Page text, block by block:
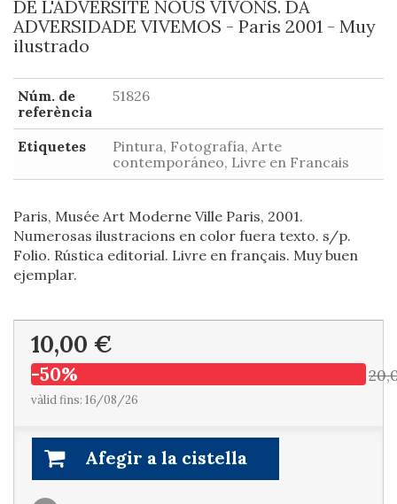
DE L'ADVERSITÉ NOUS VIVONS. DA
ADVERSIDADE VIVEMOS - Paris 2001 - Muy
ilustrado
Núm. de
referència
51826
Etiquetes
Pintura, Fotografía, Arte
contemporáneo, Livre en Francais
Paris, Musée Art Moderne Ville Paris, 2001.
Numerosas ilustracions en color fuera texto. s/p.
Folio. Rústica editorial. Livre en français. Muy buen
ejemplar.
10,00 €
-50%
vàlid fins: 16/08/26
Afegir a la cistella